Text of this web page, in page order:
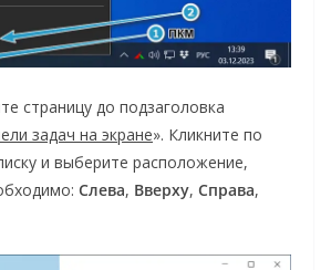
страницу до подзаголовка
задач на экране». Кликните по
и выберите расположение,
Слева, Вверху, Справа,